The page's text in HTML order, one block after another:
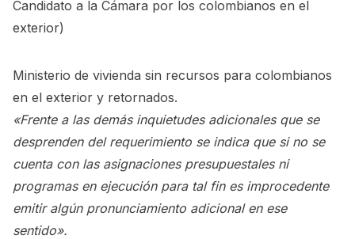
Candidato a la Cámara por los colombianos en el
exterior)
Ministerio de vivienda sin recursos para colombianos
en el exterior y retornados.
«Frente a las demás inquietudes adicionales que se
desprenden del requerimiento se indica que si no se
cuenta con las asignaciones presupuestales ni
programas en ejecución para tal fin es improcedente
emitir algún pronunciamiento adicional en ese
sentido».